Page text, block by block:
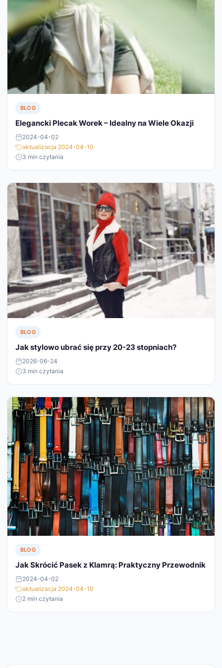
BLOG
Elegancki Plecak Worek – Idealny na Wiele Okazji
2024-04-02
aktualizacja 2024-04-10
3 min czytania
BLOG
Jak stylowo ubrać się przy 20-23 stopniach?
2026-06-24
3 min czytania
BLOG
Jak Skrócić Pasek z Klamrą: Praktyczny Przewodnik
2024-04-02
aktualizacja 2024-04-10
2 min czytania